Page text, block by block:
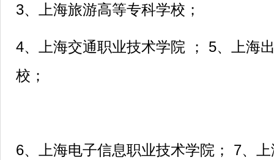
3、上海旅游高等专科学校；
4、上海交通职业技术学院 ； 5、上海
校；
6、上海电子信息职业技术学院； 7、